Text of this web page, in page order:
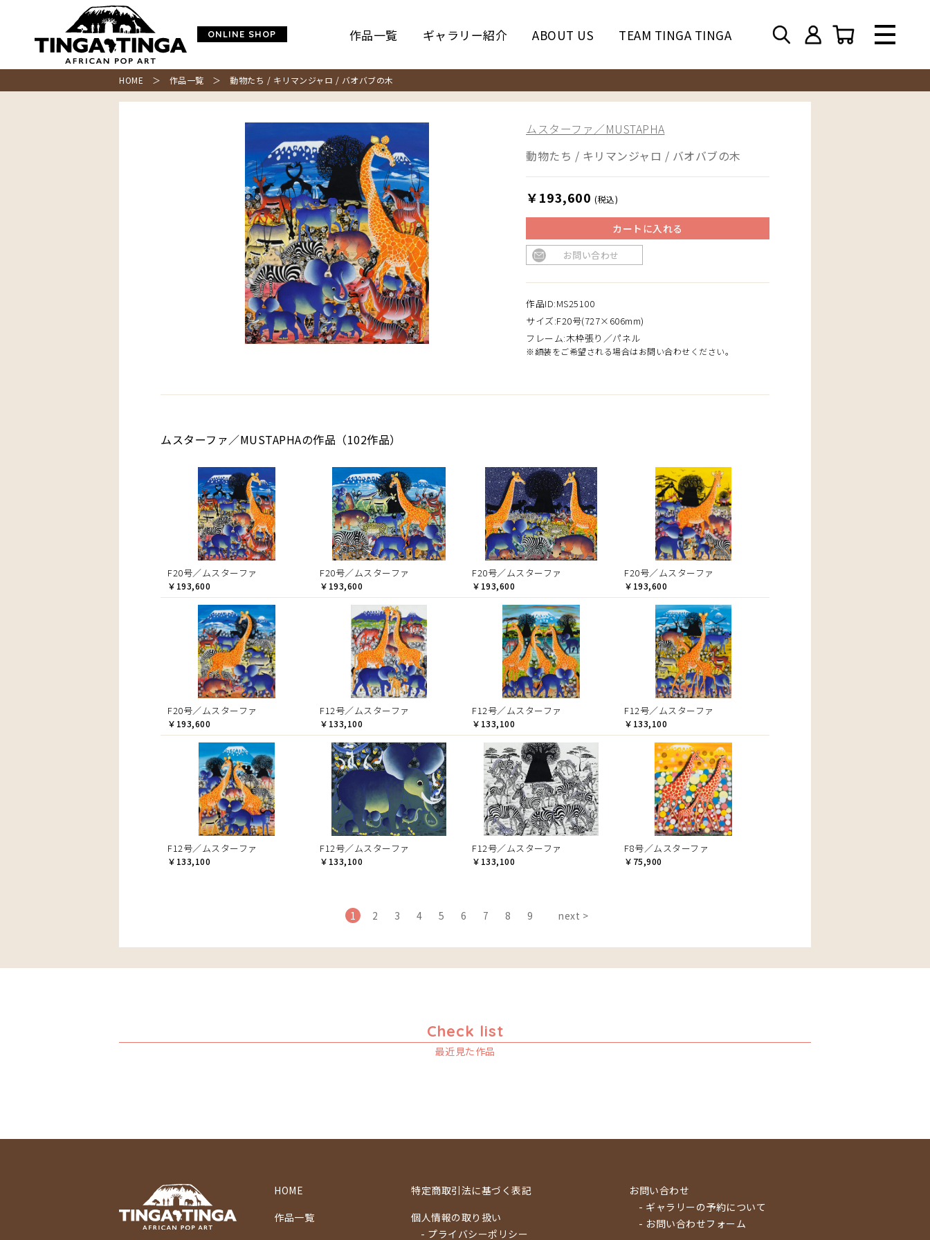
ONLINE SHOP 作品一覧 ギャラリー紹介 ABOUT US TEAM TINGA TINGA
HOME ＞ 作品一覧 ＞ 動物たち / キリマンジャロ / バオバブの木
ムスターファ／MUSTAPHA
動物たち / キリマンジャロ / バオバブの木
￥193,600 (税込)
カートに入れる
お問い合わせ
作品ID:MS25100
サイズ:F20号(727×606mm)
フレーム:木枠張り／パネル
※額装をご希望される場合はお問い合わせください。
ムスターファ／MUSTAPHAの作品（102作品）
F20号／ムスターファ
￥193,600
F20号／ムスターファ
￥193,600
F20号／ムスターファ
￥193,600
F20号／ムスターファ
￥193,600
F20号／ムスターファ
￥193,600
F12号／ムスターファ
￥133,100
F12号／ムスターファ
￥133,100
F12号／ムスターファ
￥133,100
F12号／ムスターファ
￥133,100
F12号／ムスターファ
￥133,100
F12号／ムスターファ
￥133,100
F8号／ムスターファ
￥75,900
1 2 3 4 5 6 7 8 9 next >
Check list
最近見た作品
HOME
作品一覧
特定商取引法に基づく表記
個人情報の取り扱い
- プライバシーポリシー
お問い合わせ
- ギャラリーの予約について
- お問い合わせフォーム